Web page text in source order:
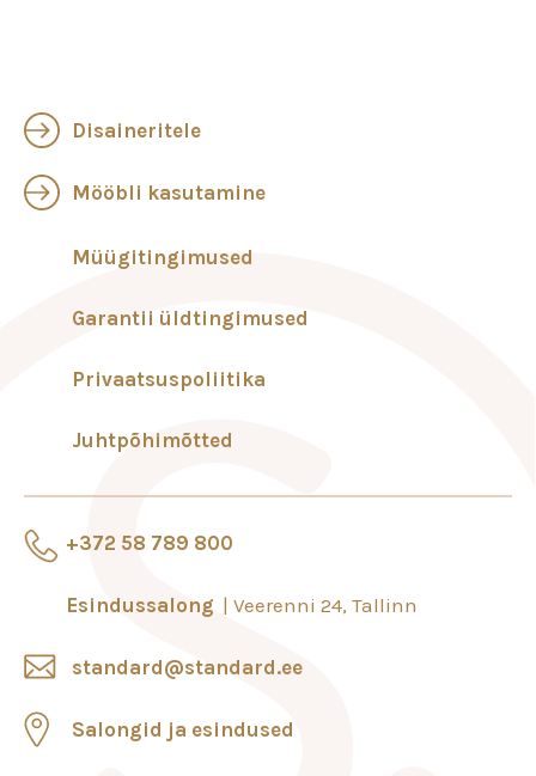
+372 58 789 800
Esindussalong Veerenni 24, Tallinn
standard@standard.ee
Salongid ja esindused
Disaineritele
Mööbli kasutamine
Müügitingimused
Garantii üldtingimused
Privaatsuspoliitika
Juhtpõhimõtted